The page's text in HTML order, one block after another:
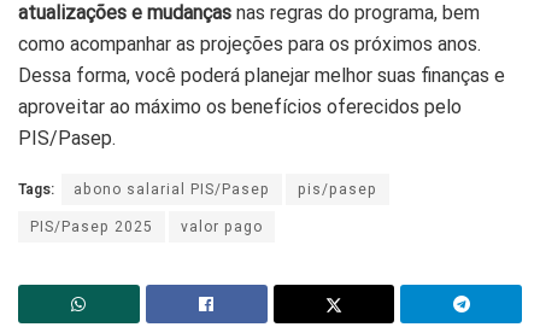
atualizações e mudanças nas regras do programa, bem
como acompanhar as projeções para os próximos anos.
Dessa forma, você poderá planejar melhor suas finanças e
aproveitar ao máximo os benefícios oferecidos pelo
PIS/Pasep.
Tags: abono salarial PIS/Pasep
pis/pasep
PIS/Pasep 2025
valor pago